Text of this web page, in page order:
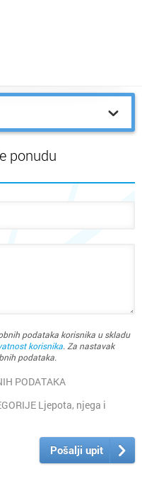
ponudu
podataka korisnika u skladu
korisnika. Za nastavak
podataka.
PODATAKA
Ljepota, njega i
Pošalji upit